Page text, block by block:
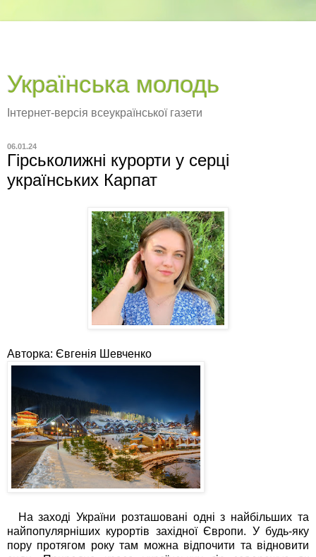
Українська молодь
Інтернет-версія всеукраїнської газети
06.01.24
Гірськолижні курорти у серці
українських Карпат
Авторка: Євгенія Шевченко
На заході України розташовані одні з найбільших та
найпопулярніших курортів західної Європи. У будь-яку
пору протягом року там можна відпочити та відновити